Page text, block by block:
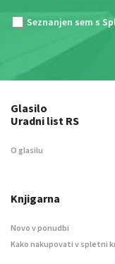
Seznanjen sem s
Glasilo
Uradni list RS
O glasilu
Knjigarna
Novo v ponudbi
Kako nakupovati v spletni